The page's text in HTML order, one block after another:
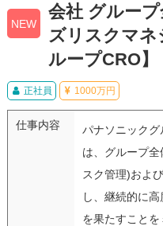
NEW
会社 グルー
ズリスクマ
ループCRO】
正社員 1000万円
仕事内容
パナソニック
は、グループ
スク管理)およ
し、継続的に
を果たすこと